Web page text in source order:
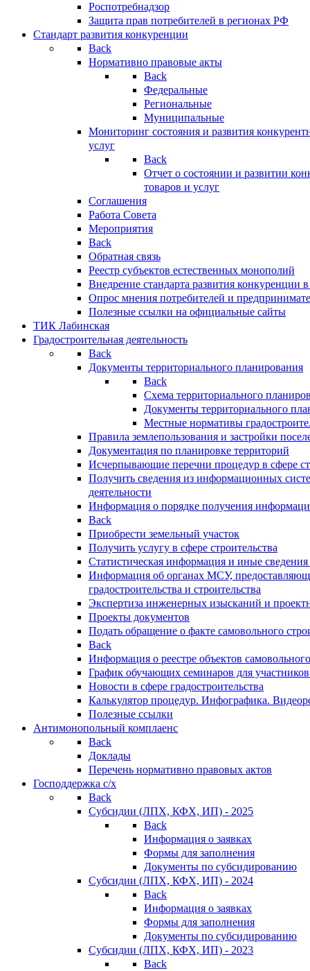
Роспотребнадзор
Защита прав потребителей в регионах РФ
Стандарт развития конкуренции
Back
Нормативно правовые акты
Back
Федеральные
Региональные
Муниципальные
Мониторинг состояния и развития
услуг
Back
Отчет о состоянии и развитии
товаров и услуг
Соглашения
Работа Совета
Мероприятия
Back
Обратная связь
Реестр субъектов естественных монополий
Внедрение стандарта развития конкуренции
Опрос мнения потребителей и
Полезные ссылки на официальные сайты
ТИК Лабинская
Градостроительная деятельность
Back
Документы территориального планирования
Back
Схема территориального
Документы территориального
Местные нормативы
Правила землепользования и застройки
Документация по планировке территорий
Исчерпывающие перечни процедур в сфере
Получить сведения из информационных
деятельности
Информация о порядке получения
Back
Приобрести земельный участок
Получить услугу в сфере строительства
Статистическая информация и иные сведения
Информация об органах МСУ,
градостроительства и строительства
Экспертиза инженерных изысканий и
Проекты документов
Подать обращение о факте самовольного
Back
Информация о реестре объектов
График обучающих семинаров для участников
Новости в сфере градостроительства
Калькулятор процедур. Инфографика.
Полезные ссылки
Антимонопольный комплаенс
Back
Доклады
Перечень нормативно правовых актов
Господдержка с/х
Back
Субсидии (ЛПХ, КФХ, ИП) - 2025
Back
Информация о заявках
Формы для заполнения
Документы по субсидированию
Субсидии (ЛПХ, КФХ, ИП) - 2024
Back
Информация о заявках
Формы для заполнения
Документы по субсидированию
Субсидии (ЛПХ, КФХ, ИП) - 2023
Back